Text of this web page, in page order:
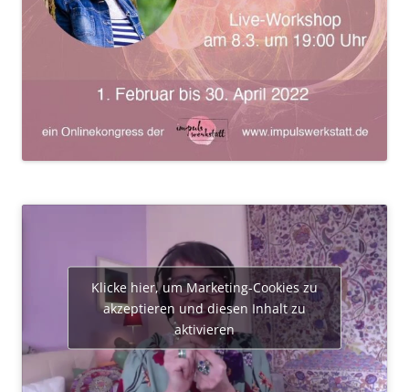
Klicke hier, um Marketing-Cookies zu
akzeptieren und diesen Inhalt zu
aktivieren